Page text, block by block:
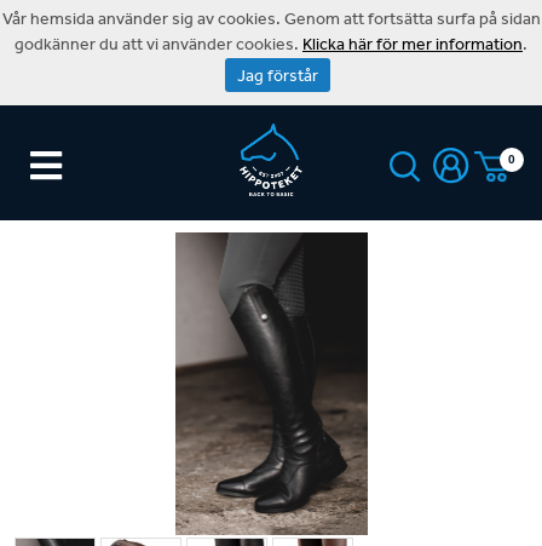
0
Vår hemsida använder sig av cookies. Genom att fortsätta surfa på sidan
godkänner du att vi använder cookies. Klicka här för mer information.
Jag förstår